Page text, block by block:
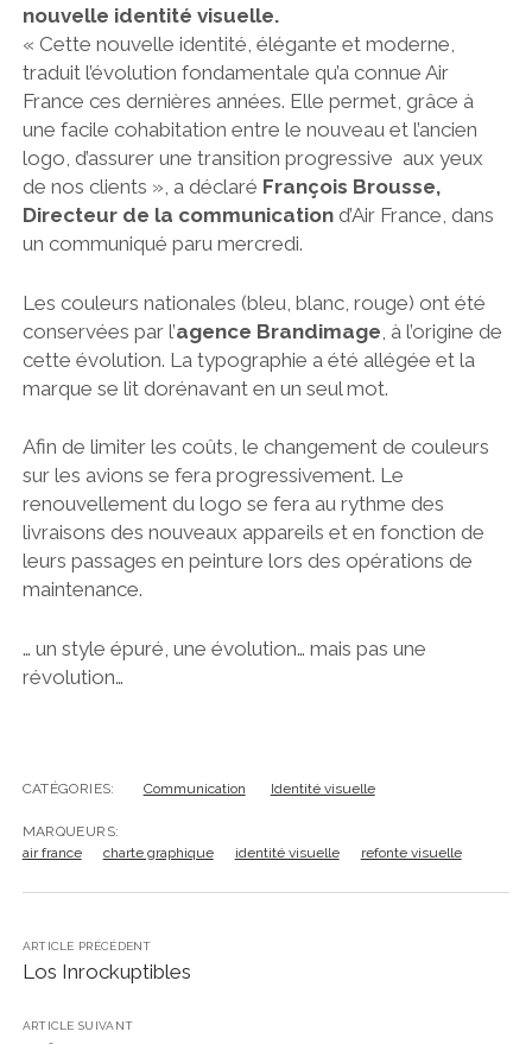
nouvelle identité visuelle.
« Cette nouvelle identité, élégante et moderne,
traduit l’évolution fondamentale qu’a connue Air
France ces dernières années. Elle permet, grâce à
une facile cohabitation entre le nouveau et l’ancien
logo, d’assurer une transition progressive aux yeux
de nos clients », a déclaré François Brousse,
Directeur de la communication d’Air France, dans
un communiqué paru mercredi.
Les couleurs nationales (bleu, blanc, rouge) ont été
conservées par l’agence Brandimage , à l’origine de
cette évolution. La typographie a été allégée et la
marque se lit dorénavant en un seul mot.
Afin de limiter les coûts, le changement de couleurs
sur les avions se fera progressivement. Le
renouvellement du logo se fera au rythme des
livraisons des nouveaux appareils et en fonction de
leurs passages en peinture lors des opérations de
maintenance.
… un style épuré, une évolution… mais pas une
révolution…
CATÉGORIES: Communication Identité visuelle
MARQUEURS:
air france
charte graphique identité visuelle refonte visuelle
ARTICLE PRÉCÉDENT
Los Inrockuptibles
ARTICLE SUIVANT